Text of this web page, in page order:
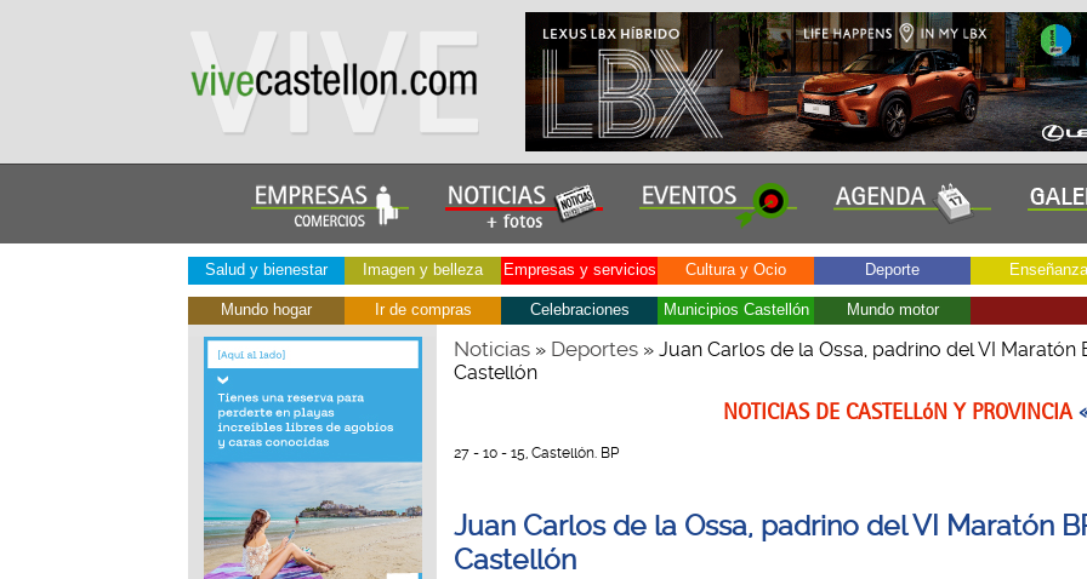
Salud y bienestar Imagen y belleza Empresas y servicios Cultura y Ocio Deporte Enseñanza
Mundo hogar Ir de compras Celebraciones Municipios Castellón Mundo motor
Noticias» Deportes» Juan Carlos de la Ossa, padrino del VI Maratón
Castellón
NOTICIAS DE CASTELLóN Y PROVINCIA
27 - 10 - 15, Castellón. BP
Juan Carlos de la Ossa, padrino del VI Maratón
Castellón